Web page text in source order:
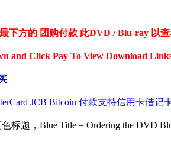
下方的 团购付款 此DVD / Blu-ray 以
and Click Pay To View Download
JCB Bitcoin 付款支持信用卡借记
标题，Blue Title = Ordering the DVD